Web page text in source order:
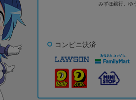
みずほ銀行、 ゆ
コンビニ決済